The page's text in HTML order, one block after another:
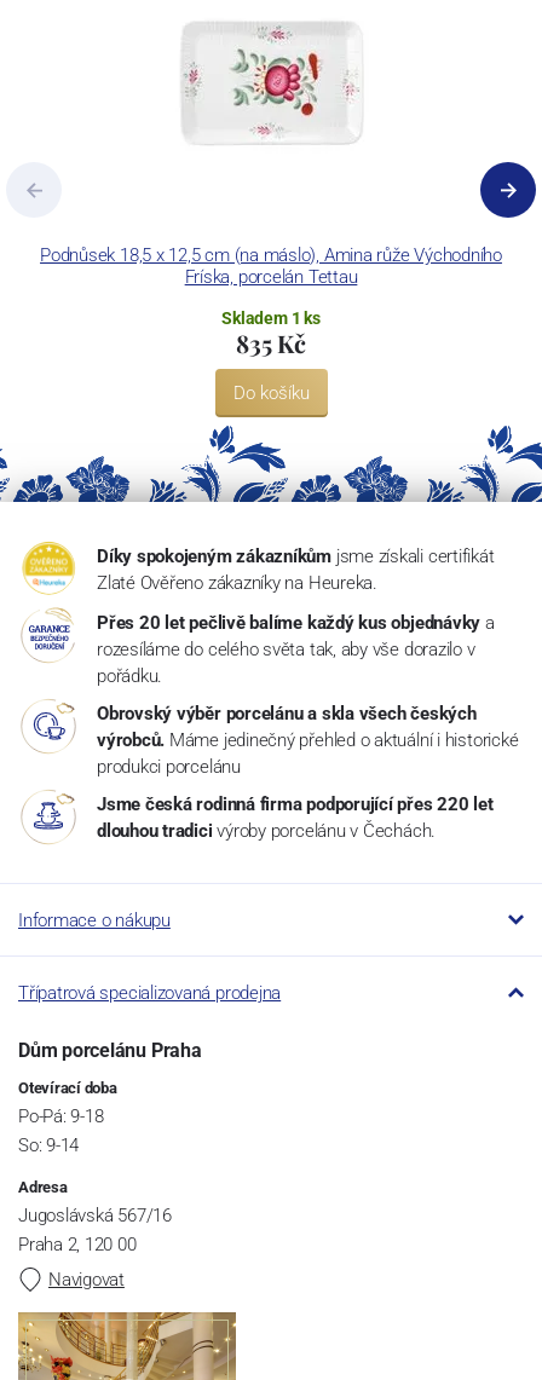
Podnůsek 18,5 x 12,5 cm (na máslo), Amina růže Východního
Fríska, porcelán Tettau
Skladem 1 ks
835 Kč
Do košíku
Díky spokojeným zákazníkům jsme získali certifikát
Zlaté Ověřeno zákazníky na Heureka.
Přes 20 let pečlivě balíme každý kus objednávky a
rozesíláme do celého světa tak, aby vše dorazilo v
pořádku.
Obrovský výběr porcelánu a skla všech českých
výrobců. Máme jedinečný přehled o aktuální i historické
produkci porcelánu
Jsme česká rodinná firma podporující přes 220 let
dlouhou tradici výroby porcelánu v Čechách.
Informace o nákupu
Třípatrová specializovaná prodejna
Dům porcelánu Praha
Otevírací doba
Po-Pá: 9-18
So: 9-14
Adresa
Jugoslávská 567/16
Praha 2, 120 00
Navigovat